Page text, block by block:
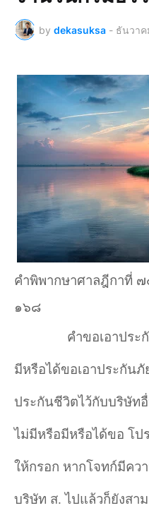
by dekasuksa - ธันวาค
คำพิพากษาศาลฎีกาที่
๑๖๘
คำขอเอาประ
มีหรือได้ขอเอาประกัน
ประกันชีวิตไว้กับบริษัท
ไม่มีหรือมีหรือได้ขอ โป
ให้กรอก หากโจทก์มีคว
บริษัท ส. ไปแล้วก็ยังสา